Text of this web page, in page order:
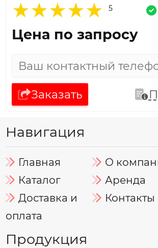
5
Цена по запросу
Заказать
Навигация
Главная
О
Каталог
Аренда
Доставка и
оплата
Контакты
Продукция